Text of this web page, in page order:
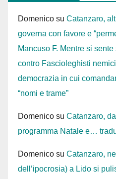
Domenico su Catanzaro,
governa con favore e
Mancuso F. Mentre si
contro Fascioleghisti
democrazia in cui
“nomi e trame”
Domenico su Catanzaro,
programma Natale e…
Domenico su Catanzaro,
dell’ipocrosia) a Lido si